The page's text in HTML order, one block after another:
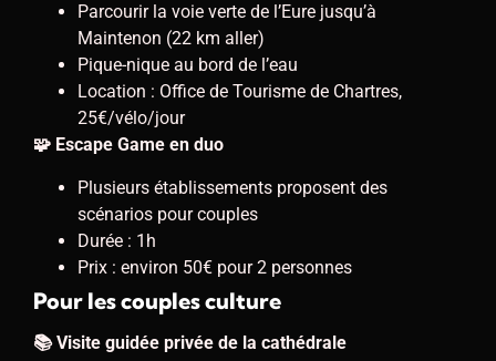
Parcourir la voie verte de l’Eure jusqu’à
Maintenon (22 km aller)
Pique-nique au bord de l’eau
Location : Office de Tourisme de Chartres,
25€/vélo/jour
🧩 Escape Game en duo
Plusieurs établissements proposent des
scénarios pour couples
Durée : 1h
Prix : environ 50€ pour 2 personnes
Pour les couples culture
📚 Visite guidée privée de la cathédrale